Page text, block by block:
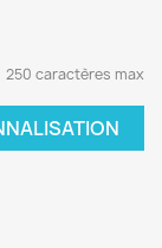
250 caractères max